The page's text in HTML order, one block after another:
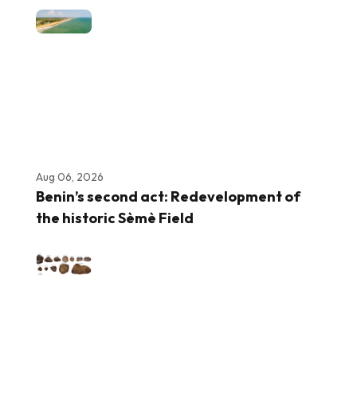
Aug 06, 2026
Benin’s second act: Redevelopment of
the historic Sèmè Field